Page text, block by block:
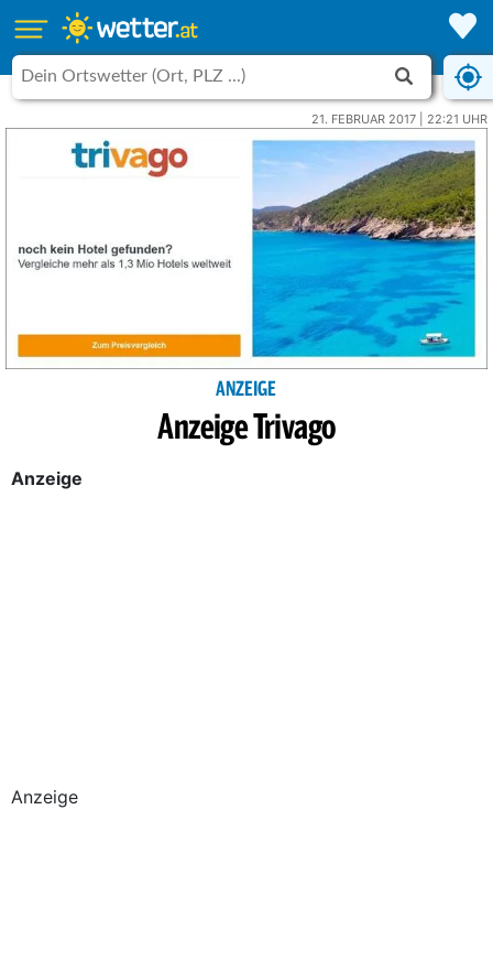
21. FEBRUAR 2017 | 22:21 UHR
ANZEIGE
Anzeige Trivago
Anzeige
Anzeige